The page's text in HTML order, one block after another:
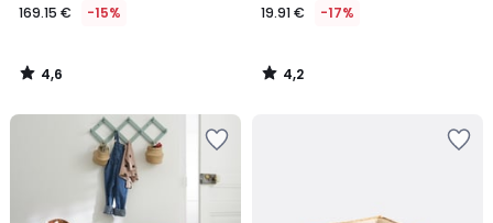
169.15 € -15%
4,6
/
19.91 € -17%
4,2
/